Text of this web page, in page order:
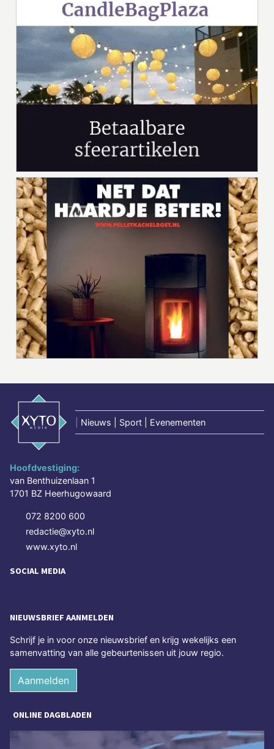
Nieuws | Sport | Evenementen
Hoofdvestiging:
van Benthuizenlaan 1
1701 BZ Heerhugowaard
072 8200 600
redactie@xyto.nl
www.xyto.nl
SOCIAL MEDIA
NIEUWSBRIEF AANMELDEN
Schrijf je in voor onze nieuwsbrief en krijg wekelijks een
samenvatting van alle gebeurtenissen uit jouw regio.
Aanmelden
ONLINE DAGBLADEN